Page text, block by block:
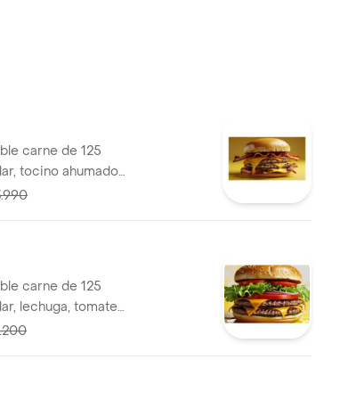
carne de 125
tocino ahumado,
mayonesa
carne de 125
lechuga, tomate,
mostaza,